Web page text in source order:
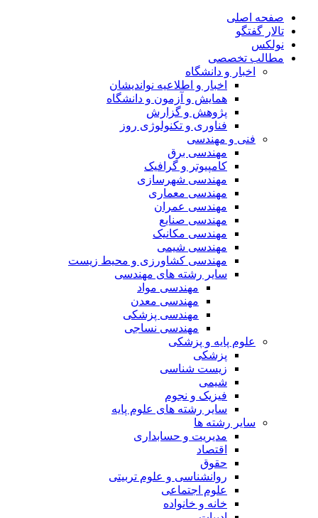
صفحه اصلی
تالار گفتگو
نولکس
مطالب تخصصی
اخبار و دانشگاه
اخبار و اطلاعیه نواندیشان
همایش و آزمون و دانشگاه
پژوهش و گزارش
فناوری و تکنولوژی روز
فنی و مهندسی
مهندسی برق
کامپیوتر و گرافیک
مهندسی شهرسازی
مهندسی معماری
مهندسی عمران
مهندسی صنایع
مهندسی مکانیک
مهندسی شیمی
مهندسی کشاورزی و محیط زیست
سایر رشته های مهندسی
مهندسی مواد
مهندسی معدن
مهندسی پزشکی
مهندسی نساجی
علوم پایه و پزشکی
پزشکی
زیست شناسی
شیمی
فیزیک و نجوم
سایر رشته های علوم پایه
سایر رشته ها
مدیریت و حسابداری
اقتصاد
حقوق
روانشناسی و علوم تربیتی
علوم اجتماعی
خانه و خانواده